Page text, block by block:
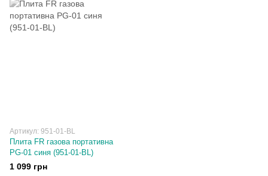
Артикул: 951-01-BL
Плита FR газова портативна
PG-01 синя (951-01-BL)
1 099 грн